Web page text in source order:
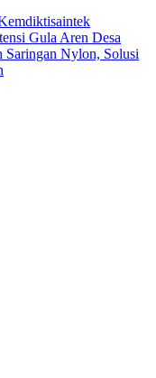
Gula Aren Desa
Saringan Nylon, Solusi